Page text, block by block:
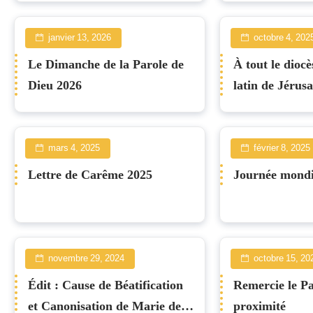
janvier 13, 2026
Le Dimanche de la Parole de
Dieu 2026
octobre 4,
À tout le
latin de
mars 4, 2025
Lettre de Carême 2025
février 8, 2025
Journée
novembre 29, 2024
Édit : Cause de Béatification
et Canonisation de Marie de la
octobre 15,
Remercie le
proximité